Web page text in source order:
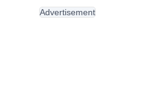
Advertisement